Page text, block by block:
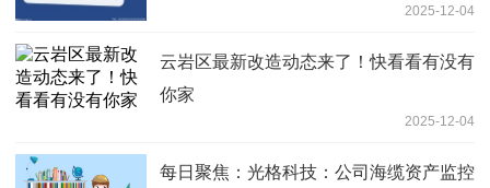
2025-12-04
云岩区最新改造动态来了！快看看有没有
你家
2025-12-04
每日聚焦：光格科技：公司海缆资产监控